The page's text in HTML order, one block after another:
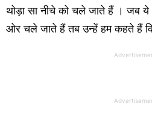
थोड़ा सा नीचे को चले जाते हैं । जब
ओर चले जाते हैं तब उन्हें हम कहते हैं